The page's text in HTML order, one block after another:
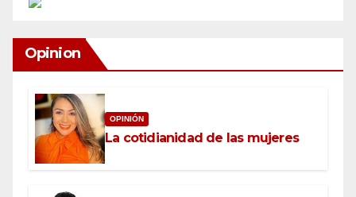
Opinion
OPINIÓN
La cotidianidad de las mujeres